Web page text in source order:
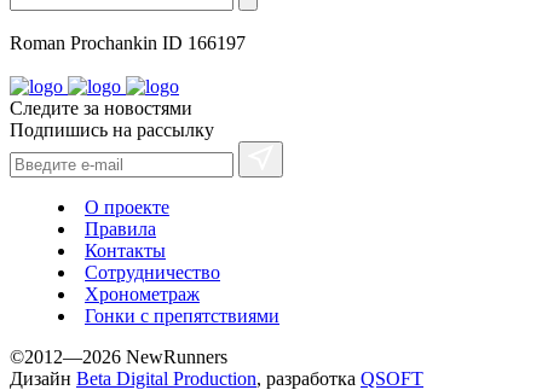
Roman Prochankin ID 166197
Следите за новостями
Подпишись на рассылку
О проекте
Правила
Контакты
Сотрудничество
Хронометраж
Гонки с препятствиями
©2012—2026 NewRunners
Дизайн Beta Digital Production, разработка QSOFT